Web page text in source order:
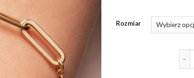
Rozmiar